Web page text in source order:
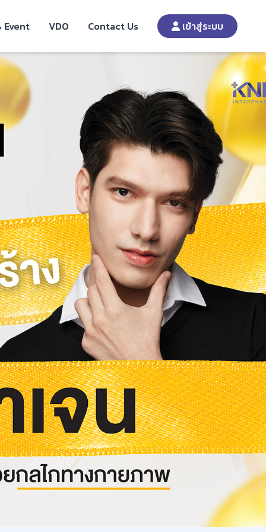
Event VDO Contact Us เข้าสู่ระบบ